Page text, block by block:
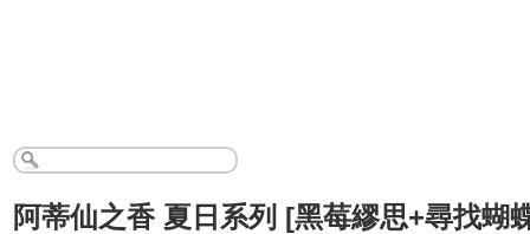
阿蒂仙之香 夏日系列 [黑莓繆思+尋找蝴